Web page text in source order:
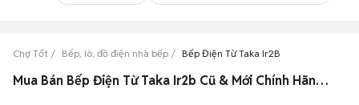
Chợ Tốt Bếp, lò, đồ điện nhà bếp Bếp Điện Từ Taka Ir2B
Mua Bán Bếp Điện Từ Taka Ir2b Cũ & Mới Chính Hãng Giá Rẻ